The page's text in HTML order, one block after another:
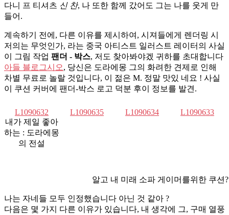
다니 프 티셔츠 신 찬, 나 또한 함께 갔어도 그는 나를 웃게 만
들어.
계속하기 전에, 다른 이유를 제시하여, 시져들에게 렌더링 시
저의는 무엇인가, 라는 중국 아티스트 일러스트 레이터의 사실
이 그림 작업 팬더 - 박스, 저도 찾아봐야겠 귀하를 초대합니다
아들 블로그시오, 당신은 도라에몽 그의 화려한 견제로 인해
차별 무료로 놀랄 것입니다, 이 젊은 M. 정말 맛있 네요 ! 사실
이 쿠션 커버에 팬더-박스 로고 덕분 후이 정보를 발견.
L1090​​632
내가 제일 좋아
하는 : 도라에몽
의 전설
L1090​​635 L1090​​634 L1090​​633
알고 내 미래 소파 게이머를위한 쿠션?
나는 자네들 모두 인정했습니다 아닌 것 같아 ?
다음은 몇 가지 다른 이유가 있습니다, 내 생각에 그, 구매 열풍